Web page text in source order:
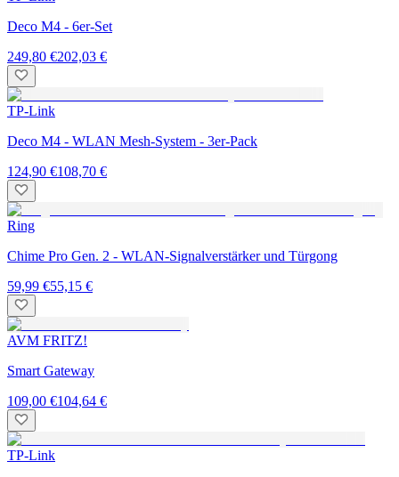
Deco M4 - 6er-Set
249,80 €202,03 €
TP-Link
Deco M4 - WLAN Mesh-System - 3er-Pack
124,90 €108,70 €
Ring
Chime Pro Gen. 2 - WLAN-Signalverstärker und Türgong
59,99 €55,15 €
AVM FRITZ!
Smart Gateway
109,00 €104,64 €
TP-Link